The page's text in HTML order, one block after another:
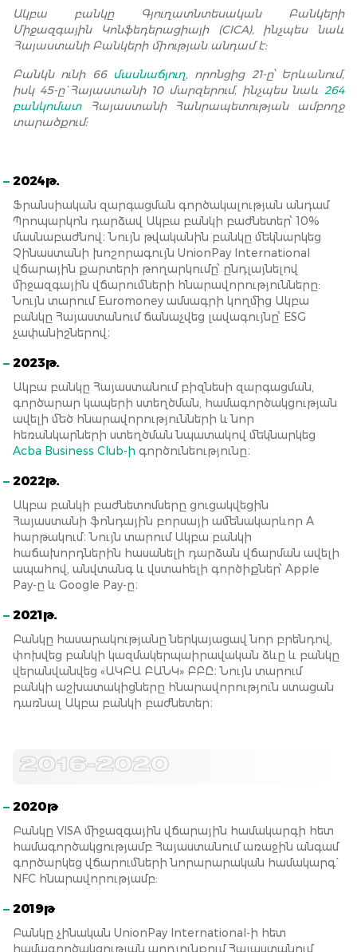
Ակբա բանկը Գյուղատնտեսական Բանկերի
Միջազգային Կոնֆեդերացիայի (CICA), ինչպես նաև
Հայաստանի Բանկերի միության անդամ է:
Բանկն ունի 66 մասնաճյուղ, որոնցից 21-ը՝ Երևանում,
իսկ 45-ը` Հայաստանի 10 մարզերում, ինչպես նաև 264
բանկոմատՀայաստանի Հանրապետության ամբողջ
տարածքում:
2024թ.
Ֆրանսիական զարգացման գործակալության անդամ
Պրոպարկոն դարձավ Ակբա բանկի բաժնետեր՝ 10%
մասնաբաժնով։ Նույն թվականին բանկը մեկնարկեց
Չինաստանի խոշորագույն UnionPay International
վճարային քարտերի թողարկումը՝ ընդլայնելով
միջազգային վճարումների հնարավորությունները:
Նույն տարում Euromoney ամսագրի կողմից Ակբա
բանկը Հայաստանում ճանաչվեց լավագույնը՝ ESG
չափանիշներով։
2023թ.
Ակբա բանկը Հայաստանում բիզնեսի զարգացման,
գործարար կապերի ստեղծման, համագործակցության
ավելի մեծ հնարավորությունների և նոր
հեռանկարների ստեղծման նպատակով մեկնարկեց
Acba Business Club-ի գործունեությունը։
2022թ.
Ակբա բանկի բաժնետոմսերը ցուցակվեցին
Հայաստանի ֆոնդային բորսայի ամենակարևոր A
հարթակում։ Նույն տարում Ակբա բանկի
հաճախորդներին հասանելի դարձան վճարման ավելի
ապահով, անվտանգ և վստահելի գործիքներ՝ Apple
Pay-ը և Google Pay-ը։
2021թ.
Բանկը հասարակությանը ներկայացավ նոր բրենդով,
փոխվեց բանկի կազմակերպաիրավական ձևը և բանկը
վերանվանվեց «ԱԿԲԱ ԲԱՆԿ» ԲԲԸ։ Նույն տարում
բանկի աշխատակիցները հնարավորություն ստացան
դառնալ Ակբա բանկի բաժնետեր։
2016-2020
2020թ
Բանկը VISA միջազգային վճարային համակարգի հետ
համագործակցությամբ Հայաստանում առաջին անգամ
գործարկեց վճարումների նորարարական համակարգ`
NFC հնարավորությամբ:
2019թ
Բանկը չինական UnionPay International-ի հետ
համագործակցության արդյունքում Հայաստանում